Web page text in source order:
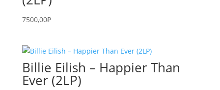
7500,00₽
Billie Eilish – Happier Than
Ever (2LP)